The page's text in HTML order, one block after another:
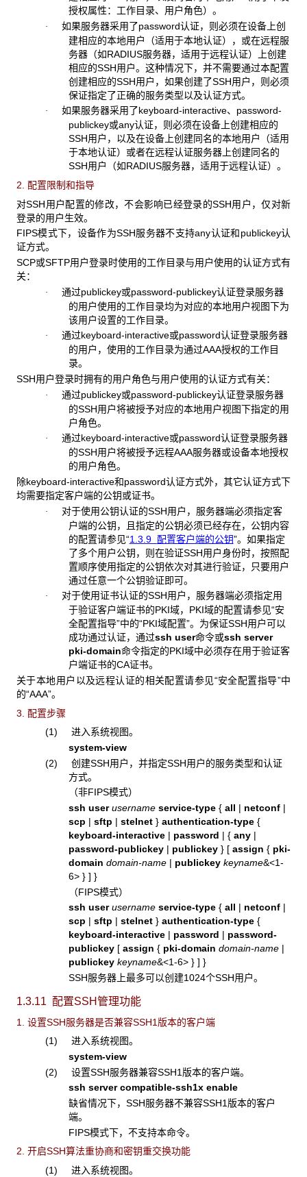
授权属性：工作目录、用户角色）。
· 如果服务器采用了password认证，则必须在设备上创
建相应的本地用户（适用于本地认证），或在远程服
务器（如RADIUS服务器，适用于远程认证）上创建
相应的SSH用户。这种情况下，并不需要通过本配置
创建相应的SSH用户，如果创建了SSH用户，则必须
保证指定了正确的服务类型以及认证方式。
· 如果服务器采用了keyboard-interactive、password-
publickey或any认证，则必须在设备上创建相应的
SSH用户，以及在设备上创建同名的本地用户（适用
于本地认证）或者在远程认证服务器上创建同名的
SSH用户（如RADIUS服务器，适用于远程认证）。
2. 配置限制和指导
对SSH用户配置的修改，不会影响已经登录的SSH用户，仅对新
登录的用户生效。
FIPS模式下，设备作为SSH服务器不支持any认证和publickey认
证方式。
SCP或SFTP用户登录时使用的工作目录与用户使用的认证方式有
关：
· 通过publickey或password-publickey认证登录服务器
的用户使用的工作目录均为对应的本地用户视图下为
该用户设置的工作目录。
· 通过keyboard-interactive或password认证登录服务器
的用户，使用的工作目录为通过AAA授权的工作目
录。
SSH用户登录时拥有的用户角色与用户使用的认证方式有关：
· 通过publickey或password-publickey认证登录服务器
的SSH用户将被授予对应的本地用户视图下指定的用
户角色。
· 通过keyboard-interactive或password认证登录服务器
的SSH用户将被授予远程AAA服务器或设备本地授权
的用户角色。
除keyboard-interactive和password认证方式外，其它认证方式下
均需要指定客户端的公钥或证书。
· 对于使用公钥认证的SSH用户，服务器端必须指定客
户端的公钥，且指定的公钥必须已经存在，公钥内容
的配置请参见“1.3.9 配置客户端的公钥”。如果指定
了多个用户公钥，则在验证SSH用户身份时，按照配
置顺序使用指定的公钥依次对其进行验证，只要用户
通过任意一个公钥验证即可。
· 对于使用证书认证的SSH用户，服务器端必须指定用
于验证客户端证书的PKI域，PKI域的配置请参见“安
全配置指导”中的“PKI域配置”。为保证SSH用户可以
成功通过认证，通过ssh user命令或ssh server
pki-domain命令指定的PKI域中必须存在用于验证客
户端证书的CA证书。
关于本地用户以及远程认证的相关配置请参见“安全配置指导”中
的“AAA”。
3. 配置步骤
(1) 进入系统视图。
system-view
(2) 创建SSH用户，并指定SSH用户的服务类型和认证
方式。
（非FIPS模式）
ssh user username service-type { all | netconf |
scp | sftp | stelnet } authentication-type {
keyboard-interactive | password | { any |
password-publickey | publickey } [ assign { pki-
domain domain-name | publickey keyname&<1-
6> } ] }
（FIPS模式）
ssh user username service-type { all | netconf |
scp | sftp | stelnet } authentication-type {
keyboard-interactive | password | password-
publickey [assign { pki-domain domain-name |
publickey keyname&<1-6> } ] }
SSH服务器上最多可以创建1024个SSH用户。
1.3.11 配置SSH管理功能
1. 设置SSH服务器是否兼容SSH1版本的客户端
(1) 进入系统视图。
system-view
(2) 设置SSH服务器兼容SSH1版本的客户端。
ssh server compatible-ssh1x enable
缺省情况下，SSH服务器不兼容SSH1版本的客户
端。
FIPS模式下，不支持本命令。
2. 开启SSH算法重协商和密钥重交换功能
(1) 进入系统视图。